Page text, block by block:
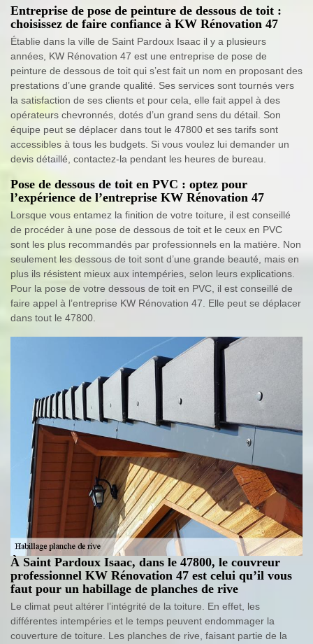
Entreprise de pose de peinture de dessous de toit :
choisissez de faire confiance à KW Rénovation 47
Établie dans la ville de Saint Pardoux Isaac il y a plusieurs
années, KW Rénovation 47 est une entreprise de pose de
peinture de dessous de toit qui s’est fait un nom en proposant des
prestations d’une grande qualité. Ses services sont tournés vers
la satisfaction de ses clients et pour cela, elle fait appel à des
opérateurs chevronnés, dotés d’un grand sens du détail. Son
équipe peut se déplacer dans tout le 47800 et ses tarifs sont
accessibles à tous les budgets. Si vous voulez lui demander un
devis détaillé, contactez-la pendant les heures de bureau.
Pose de dessous de toit en PVC : optez pour
l’expérience de l’entreprise KW Rénovation 47
Lorsque vous entamez la finition de votre toiture, il est conseillé
de procéder à une pose de dessous de toit et le ceux en PVC
sont les plus recommandés par professionnels en la matière. Non
seulement les dessous de toit sont d’une grande beauté, mais en
plus ils résistent mieux aux intempéries, selon leurs explications.
Pour la pose de votre dessous de toit en PVC, il est conseillé de
faire appel à l’entreprise KW Rénovation 47. Elle peut se déplacer
dans tout le 47800.
À Saint Pardoux Isaac, dans le 47800, le couvreur
professionnel KW Rénovation 47 est celui qu’il vous
faut pour un habillage de planches de rive
Le climat peut altérer l’intégrité de la toiture. En effet, les
différentes intempéries et le temps peuvent endommager la
couverture de toiture. Les planches de rive, faisant partie de la